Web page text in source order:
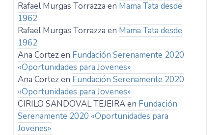
Rafael Murgas Torrazza en Mama Tata desde
1962
Rafael Murgas Torrazza en Mama Tata desde
1962
Ana Cortezen Fundación Serenamente 2020
«Oportunidades para Jovenes»
Ana Cortezen Fundación Serenamente 2020
«Oportunidades para Jovenes»
CIRILO SANDOVAL TEJEIRAen Fundación
Serenamente 2020 «Oportunidades para
Jovenes»